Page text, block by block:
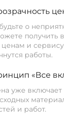
о
ценам и
работы.
«Все
уже включает
и работ.